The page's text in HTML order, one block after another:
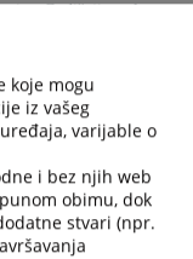
Godišnjim planom
godine, riješio
koje mogu
iz vašeg
varijable o
i bez njih web
obimu, dok
stvari (npr.